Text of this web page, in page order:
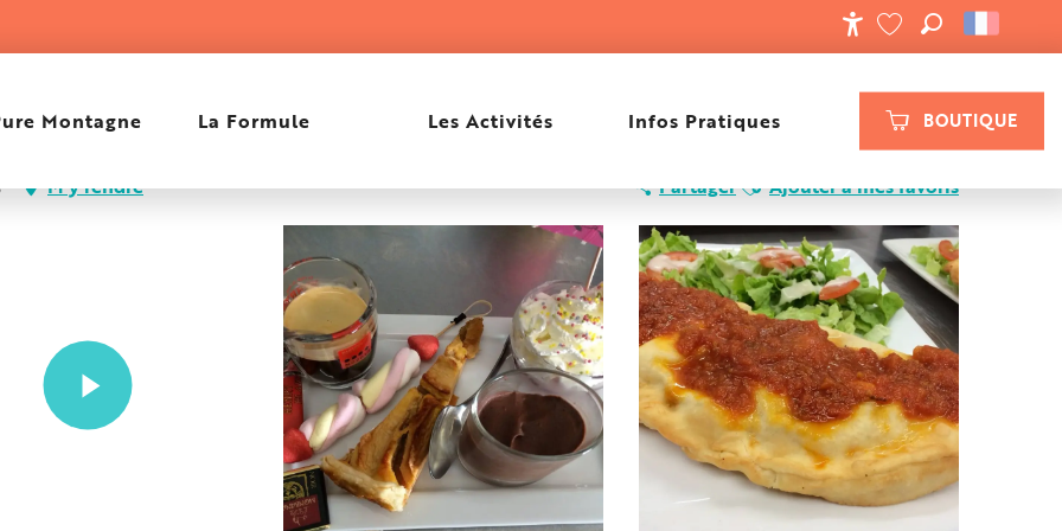
BOUTIQUE
VOIR LES FAVORIS
RECHERCHE
Montagne La Formule Les Activités Infos Pratiques
M'y rendre Partager Ajouter à mes favoris